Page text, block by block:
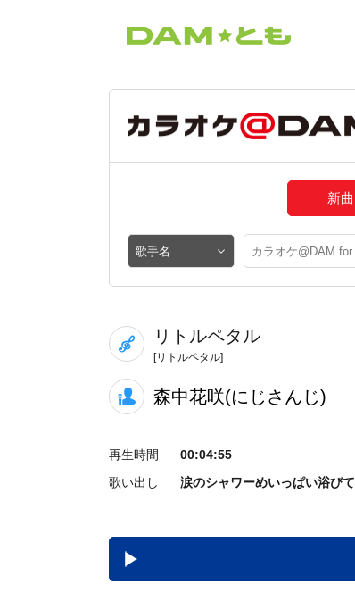
新曲
リトルペタル
[リトルペタル]
森中花咲(にじさんじ)
再生時間
00:04:55
歌い出し
涙のシャワーめいっぱい浴びて